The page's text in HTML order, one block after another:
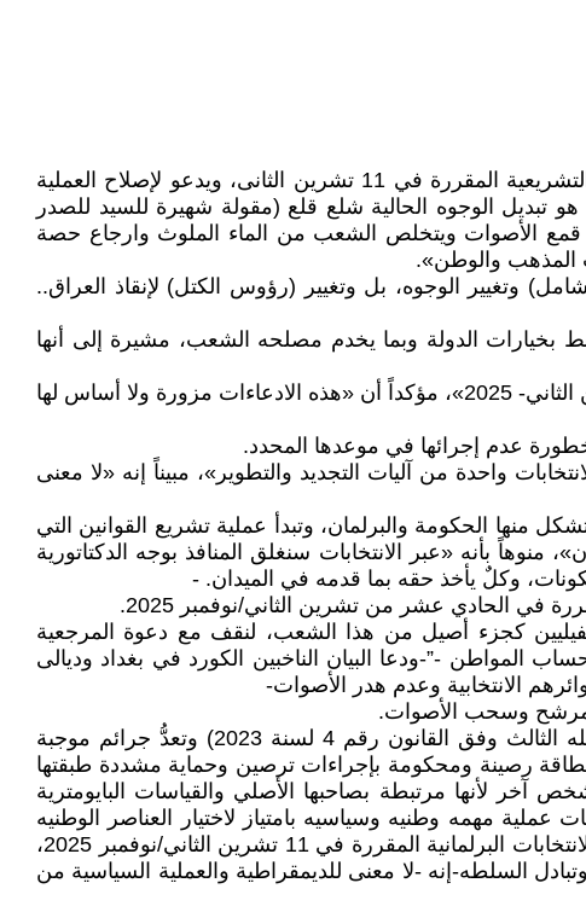
يقود زعيم «التيار الصدري/ التيار الوطني الشيعي»، السيد مقتدى الصدر، حراكاً شعبياً يحثّ على مقاطعة الانتخابات التشريعية المقررة في 11 تشرين الثانى، ويدعو لإصلاح العملية
النافذة منذ عام 2003، -«البديل الحقيقي للمقاطعة، هو تبديل الوجوه الحالية شلع قلع (مقولة شهيرة للسيد للصدر
قمع الأصوات ويتخلص الشعب من الماء الملوث وارجاع حصة
المذهب والوطن».
وتغيير الوجوه، بل وتغيير (رؤوس الكتل) لإنقاذ العراق..
بخيارات الدولة وبما يخدم مصلحه الشعب، مشيرة إلى أنها
ونفت الفرقة في بيان صحافي «صحة الادعاءات المتداولة بشأن موقفها من الانتخابات البرلمانية المقررة في 11 تشرين الثاني- 2025»، مؤكداً أن «هذه الادعاءات مزورة ولا أساس لها
عدم إجرائها في موعدها المحدد.
واحدة من آليات التجديد والتطوير»، مبيناً إنه «لا معنى
منها الحكومة والبرلمان، وتبدأ عملية تشريع القوانين التي
منوهاً بأنه «عبر الانتخابات سنغلق المنافذ بوجه الدكتاتورية
وكلٌ يأخذ حقه بما قدمه في الميدان. -
الفيليين كجزء أصيل من هذا الشعب، لنقف مع دعوة المرجعية
المواطن -”-ودعا البيان الناخبين الكورد في بغداد وديالى
الانتخابية وعدم هدر الأصوات-
المرشح وسحب الأصوات.
وقالت- إن “الجريمة الانتخابية هي الأفعال التي نصَّ عليها قانون الانتخابات النافذ (القانون رقم 12 لسنة 2018 وتعديله الثالث وفق القانون رقم 4 لسنة 2023) وتعدُّ جرائم موجبة
رصينة ومحكومة بإجراءات ترصين وحماية مشددة طبقتها
آخر لأنها مرتبطة بصاحبها الأصلي والقياسات البايومترية
عملية مهمه وطنيه وسياسيه بامتياز لاختيار العناصر الوطنيه
وانه لاول مره-ستتميز عن سابقاتها بكثرة عدد المشاركين- ان استعدادات المفوضية العليا المستقلة للانتخابات لإجراء الانتخابات البرلمانية المقررة في 11 تشرين الثاني/نوفمبر 2025،
به النظام الديمقراطى وتبادل السلطه-إنه -لا معنى للديمقراطية والعملية السياسية من